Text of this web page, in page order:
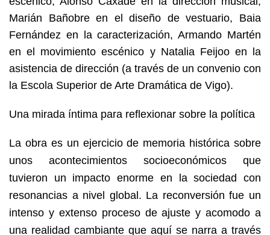
Marián Bañobre en el diseño de vestuario, Baia
Fernández en la caracterización, Armando Martén
en el movimiento escénico y Natalia Feijoo en la
asistencia de dirección (a través de un convenio con
la Escola Superior de Arte Dramática de Vigo).
Una mirada íntima para reflexionar sobre la política
La obra es un ejercicio de memoria histórica sobre
unos acontecimientos socioeconómicos que
tuvieron un impacto enorme en la sociedad con
resonancias a nivel global. La reconversión fue un
intenso y extenso proceso de ajuste y acomodo a
una realidad cambiante que aquí se narra a través